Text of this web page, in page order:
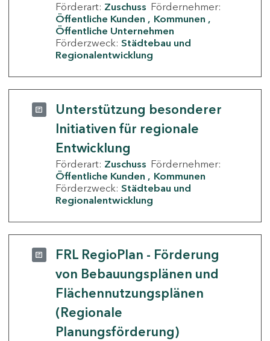
Förderart: Zuschuss Fördernehmer:
Öffentliche Kunden
Kommunen
Öffentliche Unternehmen
Förderzweck: Städtebau und
Regionalentwicklung
Unterstützung besonderer
Initiativen für regionale
Entwicklung
Förderart: Zuschuss Fördernehmer:
Öffentliche Kunden
Kommunen
Förderzweck: Städtebau und
Regionalentwicklung
FRL RegioPlan - Förderung
von Bebauungsplänen und
Flächennutzungsplänen
(Regionale
Planungsförderung)